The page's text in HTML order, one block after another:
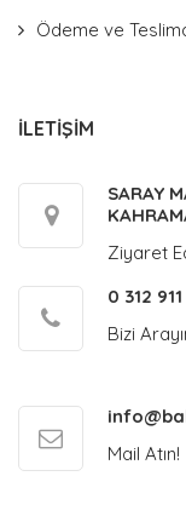
Ödeme ve
İLETİŞİM
SARAY
Ziyaret
0 312
Bizi
Mail Atın!